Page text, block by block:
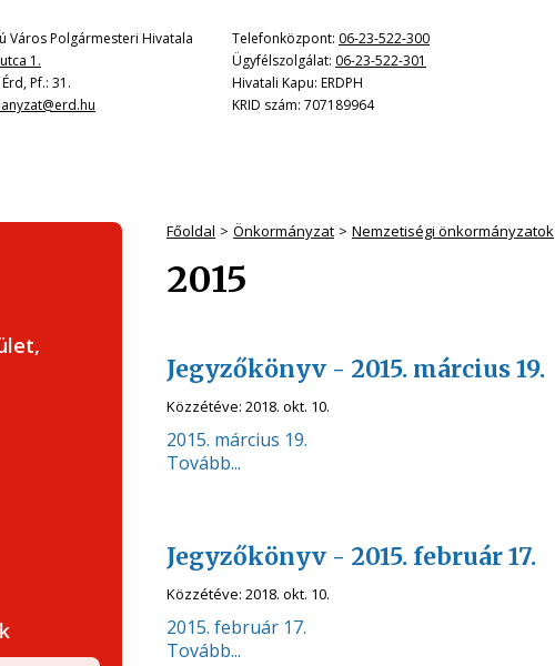
Város Polgármesteri Hivatala
1.
Pf.: 31.
Telefonközpont: 06-23-522-300
Ügyfélszolgálat: 06-23-522-301
Hivatali Kapu: ERDPH
KRID szám: 707189964
Főoldal Önkormányzat Nemzetiségi önkormányzatok
2015
Jegyzőkönyv - 2015. március 19.
Közzétéve: 2018. okt. 10.
2015. március 19.
Tovább...
Jegyzőkönyv - 2015. február 17.
Közzétéve: 2018. okt. 10.
2015. február 17.
Tovább...